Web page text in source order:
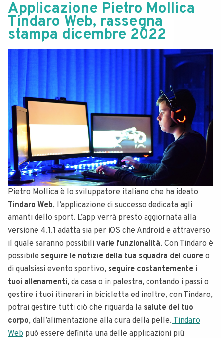
Applicazione Pietro Mollica
Tindaro Web, rassegna
stampa dicembre 2022
Pietro Mollica è lo sviluppatore italiano che ha ideato
Tindaro Web, l’applicazione di successo dedicata agli
amanti dello sport. L’app verrà presto aggiornata alla
versione 4.1.1 adatta sia per iOS che Android e attraverso
il quale saranno possibili varie funzionalità. Con Tindaro è
possibile seguire le notizie della tua squadra del cuore o
di qualsiasi evento sportivo, seguire costantemente i
tuoi allenamenti, da casa o in palestra, contando i passi o
gestire i tuoi itinerari in bicicletta ed inoltre, con Tindaro,
potrai gestire tutti ciò che riguarda la salute del tuo
corpo, dall’alimentazione alla cura della pelle.Tindaro
Web può essere definita una delle applicazioni più